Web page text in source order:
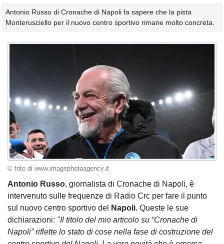
Antonio Russo di Cronache di Napoli fa sapere che la pista
Monterusciello per il nuovo centro sportivo rimane molto concreta.
© foto di www.imagephotoagency.it
Antonio Russo, giornalista di Cronache di Napoli, è
intervenuto sulle frequenze di Radio Crc per fare il punto
sul nuovo centro sportivo del
Napoli. Queste le sue
dichiarazioni: "Il titolo del mio articolo su “Cronache di
Napoli” riflette lo stato di cose nella fase di costruzione del